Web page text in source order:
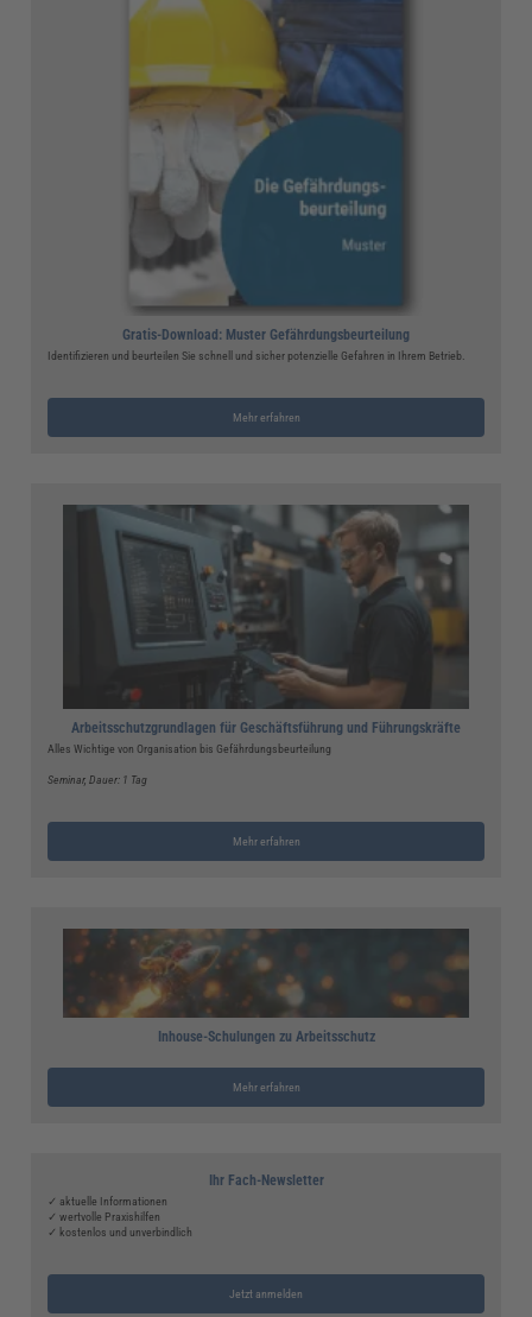
Gratis-Download: Muster Gefährdungsbeurteilung
Identifizieren und beurteilen Sie schnell und sicher potenzielle Gefahren in Ihrem Betrieb.
Mehr erfahren
Arbeitsschutzgrundlagen für Geschäftsführung und Führungskräfte
Alles Wichtige von Organisation bis Gefährdungsbeurteilung
Seminar, Dauer: 1 Tag
Mehr erfahren
Inhouse-Schulungen zu Arbeitsschutz
Mehr erfahren
Ihr Fach-Newsletter
✓ aktuelle Informationen
✓ wertvolle Praxishilfen
✓ kostenlos und unverbindlich
Jetzt anmelden